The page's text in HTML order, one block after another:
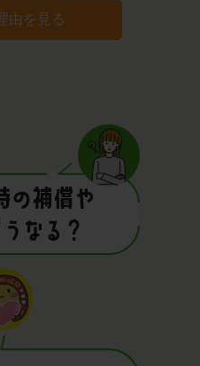
由を見る
の補償や
なる？